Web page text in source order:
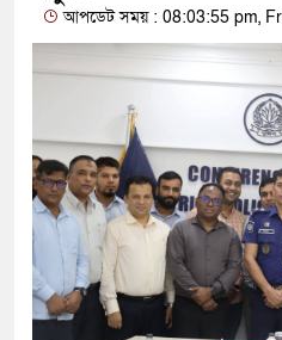
আপডেট সময় : 08:03:55 pm,